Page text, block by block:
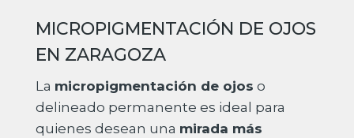
MICROPIGMENTACIÓN DE OJOS
EN ZARAGOZA
La micropigmentación de ojos o
delineado permanente es ideal para
quienes desean una mirada más